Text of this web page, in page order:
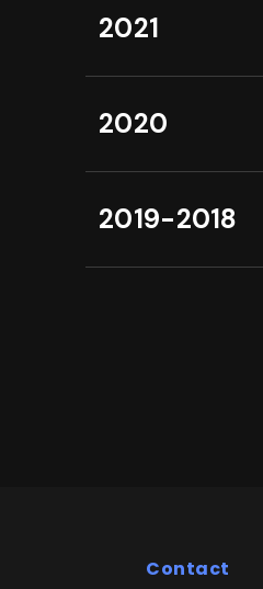
2021
2020
2019-2018
Contact